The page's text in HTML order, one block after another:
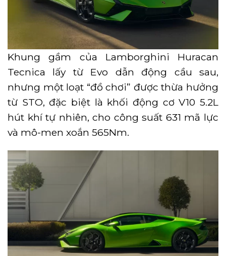
Khung gầm của Lamborghini Huracan
Tecnica lấy từ Evo dẫn động cầu sau,
nhưng một loạt “đồ chơi” được thừa hưởng
từ STO, đặc biệt là khối động cơ V10 5.2L
hút khí tự nhiên, cho công suất 631 mã lực
và mô-men xoắn 565Nm.